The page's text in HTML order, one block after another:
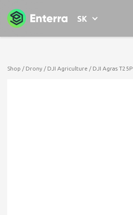
SK
Shop / Drony / DJI Agriculture / DJI Agras T25P